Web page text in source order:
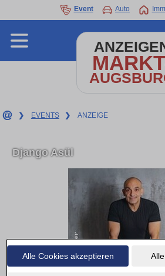
Alle Cookies akzeptieren
Event Auto
❯ EVENTS ❯ ANZEIGE
Django Asül